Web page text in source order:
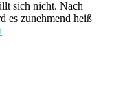
sich nicht. Nach
es zunehmend heiß